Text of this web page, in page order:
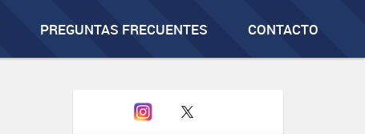
PREGUNTAS FRECUENTES CONTACTO